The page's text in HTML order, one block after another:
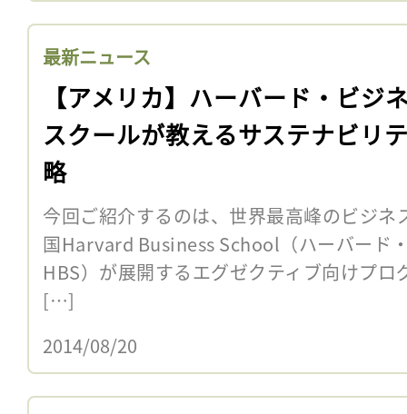
最新ニュース
【アメリカ】ハーバード・ビジ
スクールが教えるサステナビリ
略
今回ご紹介するのは、世界最高峰のビジネ
国Harvard Business School（ハーバード
HBS）が展開するエグゼクティブ向けプロ
[…]
2014/08/20